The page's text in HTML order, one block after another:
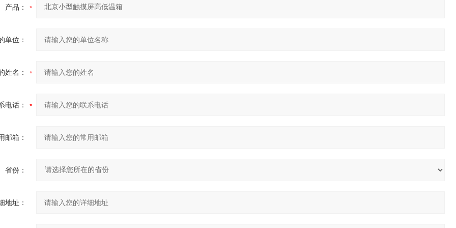
产品：
单位：
姓名：
电话：
邮箱：
省份：
地址：